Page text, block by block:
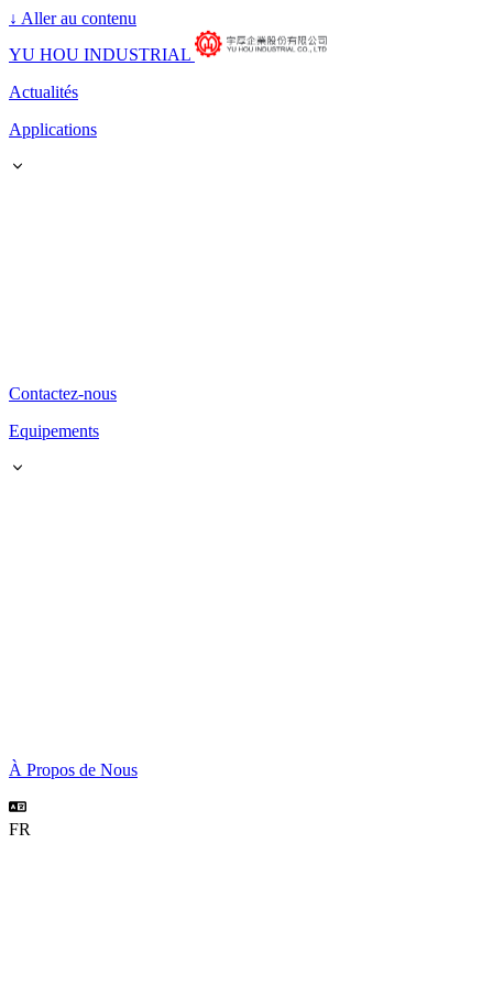
↓ Aller au contenu
YU HOU INDUSTRIAL
Actualités
Applications
Contactez-nous
Equipements
À Propos de Nous
FR